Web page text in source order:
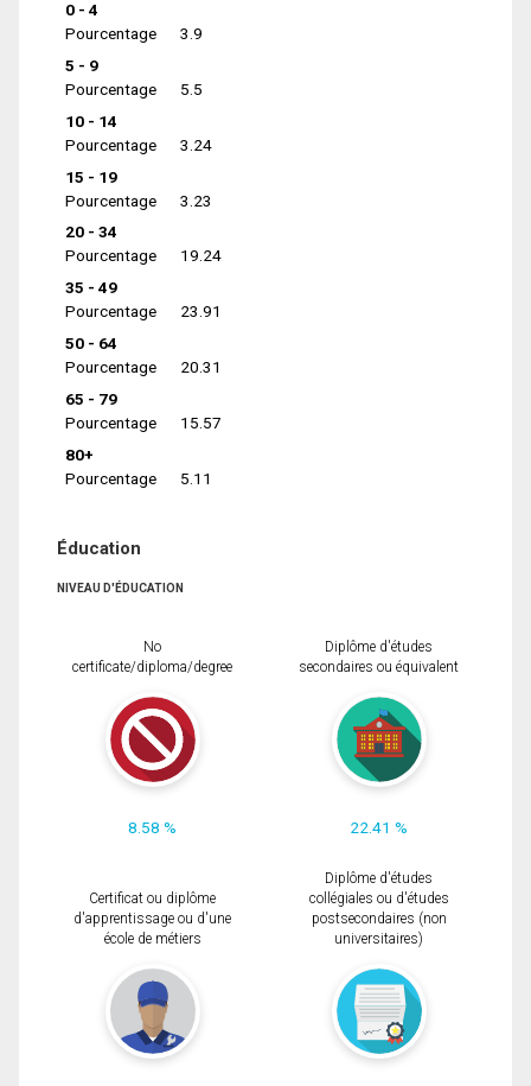
0 - 4
Pourcentage
3.9
5 - 9
Pourcentage
5.5
10 - 14
Pourcentage
3.24
15 - 19
Pourcentage
3.23
20 - 34
Pourcentage
19.24
35 - 49
Pourcentage
23.91
50 - 64
Pourcentage
20.31
65 - 79
Pourcentage
15.57
80+
Pourcentage
5.11
Éducation
NIVEAU D'ÉDUCATION
No
certificate/diploma/degree
8.58 %
Diplôme d'études
secondaires ou équivalent
22.41 %
Certificat ou diplôme
d'apprentissage ou d'une
école de métiers
Diplôme d'études
collégiales ou d'études
postsecondaires (non
universitaires)